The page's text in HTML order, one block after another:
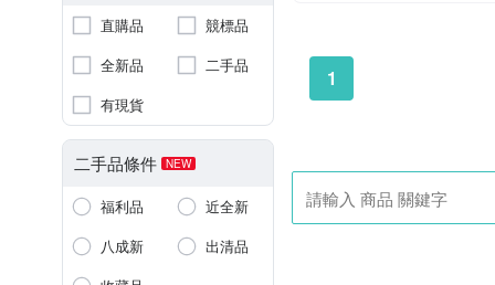
直購品
競標品
全新品
二手品
有現貨
二手品條件 NEW
福利品
近全新
八成新
出清品
1